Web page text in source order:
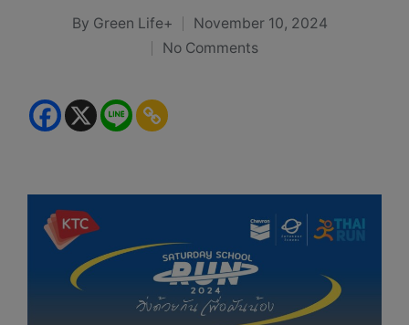
Posted
By Green Life+
November 10, 2024
No Comments